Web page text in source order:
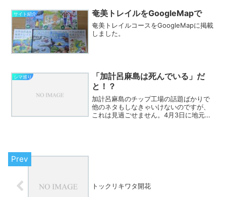
ケロマドットコ...
サイト紹介 奄美トレイルをGoogleMapで
奄美トレイルコースをGoogleMapに掲載
しました。
シマ巡り
「加計呂麻島は死んでいる」だ
と！？
加計呂麻島のチップ工場の話題ばかりで
他のネタもしなきゃいけないのですが、
これは見過ごせません。4月3日に地元の
トックリキワタ開花